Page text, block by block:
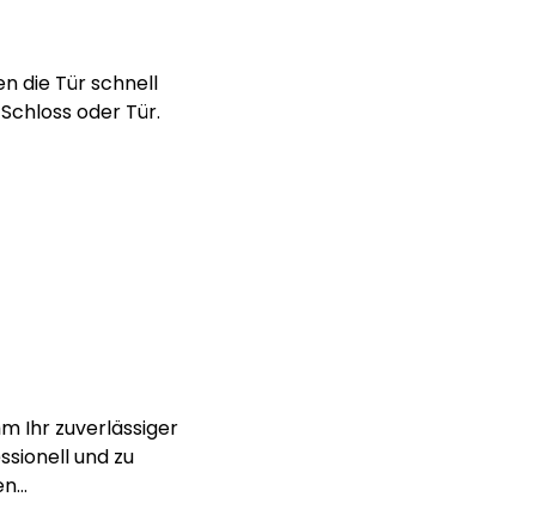
die Tür schnell
oder Tür.
Ihr zuverlässiger
und zu